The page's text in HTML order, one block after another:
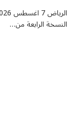
النسخة الرابعة من…